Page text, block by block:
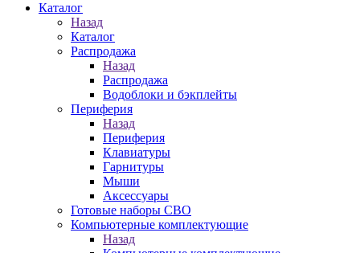
Каталог
Назад
Каталог
Распродажа
Назад
Распродажа
Водоблоки и бэкплейты
Периферия
Назад
Периферия
Клавиатуры
Гарнитуры
Мыши
Аксессуары
Готовые наборы СВО
Компьютерные комплектующие
Назад